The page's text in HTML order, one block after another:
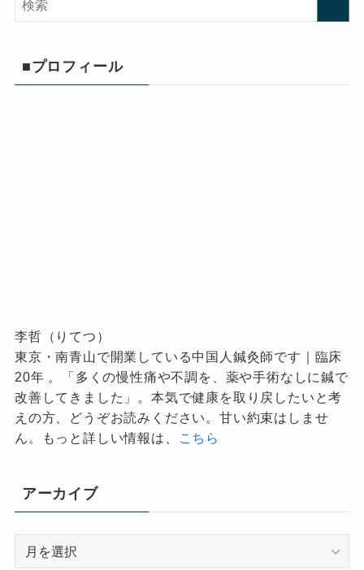
■プロフィール
李哲（りてつ）
東京・南青山で開業している中国人鍼灸師です｜臨床
20年 。「多くの慢性痛や不調を、薬や手術なしに鍼で
改善してきました」。本気で健康を取り戻したいと考
えの方、どうぞお読みください。甘い約束はしませ
ん。もっと詳しい情報は、
こちら
アーカイブ